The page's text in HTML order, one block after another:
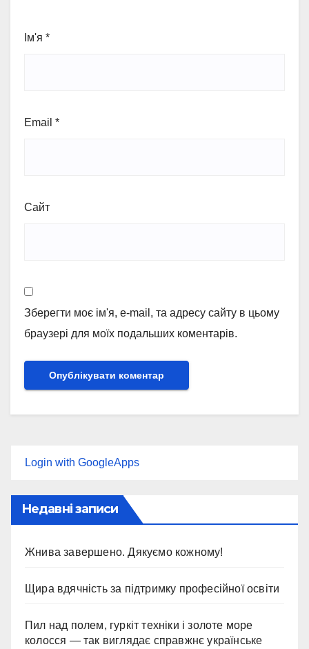
Ім'я *
Email *
Сайт
Зберегти моє ім'я, e-mail, та адресу сайту в цьому
браузері для моїх подальших коментарів.
Login with GoogleApps
Недавні записи
Жнива завершено. Дякуємо кожному!
Щира вдячність за підтримку професійної освіти
Пил над полем, гуркіт техніки і золоте море
колосся — так виглядає справжнє українське